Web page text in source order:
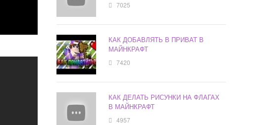
7025
КАК ДОБАВЛЯТЬ В ПРИВАТ В
МАЙНКРАФТ
7420
КАК ДЕЛАТЬ РИСУНКИ НА ФЛАГАХ
В МАЙНКРАФТ
4957